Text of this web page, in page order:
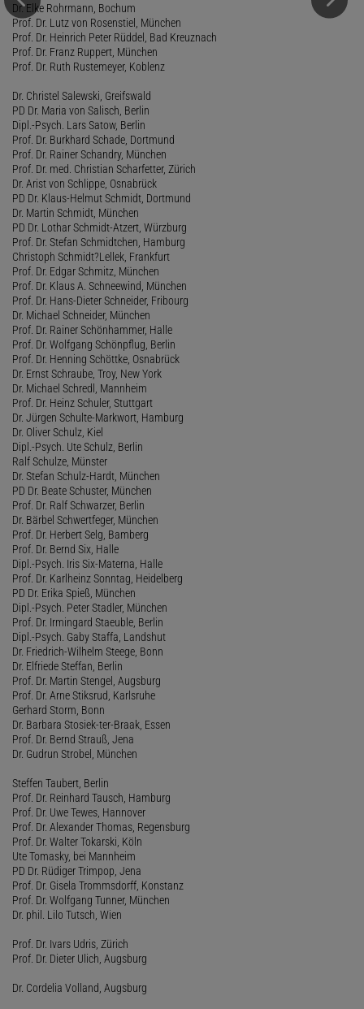
Dr. Elke Rohrmann, Bochum
Prof. Dr. Lutz von Rosenstiel, München
Prof. Dr. Heinrich Peter Rüddel, Bad Kreuznach
Prof. Dr. Franz Ruppert, München
Prof. Dr. Ruth Rustemeyer, Koblenz
Dr. Christel Salewski, Greifswald
PD Dr. Maria von Salisch, Berlin
Dipl.-Psych. Lars Satow, Berlin
Prof. Dr. Burkhard Schade, Dortmund
Prof. Dr. Rainer Schandry, München
Prof. Dr. med. Christian Scharfetter, Zürich
Dr. Arist von Schlippe, Osnabrück
PD Dr. Klaus-Helmut Schmidt, Dortmund
Dr. Martin Schmidt, München
PD Dr. Lothar Schmidt-Atzert, Würzburg
Prof. Dr. Stefan Schmidtchen, Hamburg
Christoph Schmidt?Lellek, Frankfurt
Prof. Dr. Edgar Schmitz, München
Prof. Dr. Klaus A. Schneewind, München
Prof. Dr. Hans-Dieter Schneider, Fribourg
Dr. Michael Schneider, München
Prof. Dr. Rainer Schönhammer, Halle
Prof. Dr. Wolfgang Schönpflug, Berlin
Prof. Dr. Henning Schöttke, Osnabrück
Dr. Ernst Schraube, Troy, New York
Dr. Michael Schredl, Mannheim
Prof. Dr. Heinz Schuler, Stuttgart
Dr. Jürgen Schulte-Markwort, Hamburg
Dr. Oliver Schulz, Kiel
Dipl.-Psych. Ute Schulz, Berlin
Ralf Schulze, Münster
Dr. Stefan Schulz-Hardt, München
PD Dr. Beate Schuster, München
Prof. Dr. Ralf Schwarzer, Berlin
Dr. Bärbel Schwertfeger, München
Prof. Dr. Herbert Selg, Bamberg
Prof. Dr. Bernd Six, Halle
Dipl.-Psych. Iris Six-Materna, Halle
Prof. Dr. Karlheinz Sonntag, Heidelberg
PD Dr. Erika Spieß, München
Dipl.-Psych. Peter Stadler, München
Prof. Dr. Irmingard Staeuble, Berlin
Dipl.-Psych. Gaby Staffa, Landshut
Dr. Friedrich-Wilhelm Steege, Bonn
Dr. Elfriede Steffan, Berlin
Prof. Dr. Martin Stengel, Augsburg
Prof. Dr. Arne Stiksrud, Karlsruhe
Gerhard Storm, Bonn
Dr. Barbara Stosiek-ter-Braak, Essen
Prof. Dr. Bernd Strauß, Jena
Dr. Gudrun Strobel, München
Steffen Taubert, Berlin
Prof. Dr. Reinhard Tausch, Hamburg
Prof. Dr. Uwe Tewes, Hannover
Prof. Dr. Alexander Thomas, Regensburg
Prof. Dr. Walter Tokarski, Köln
Ute Tomasky, bei Mannheim
PD Dr. Rüdiger Trimpop, Jena
Prof. Dr. Gisela Trommsdorff, Konstanz
Prof. Dr. Wolfgang Tunner, München
Dr. phil. Lilo Tutsch, Wien
Prof. Dr. Ivars Udris, Zürich
Prof. Dr. Dieter Ulich, Augsburg
Dr. Cordelia Volland, Augsburg